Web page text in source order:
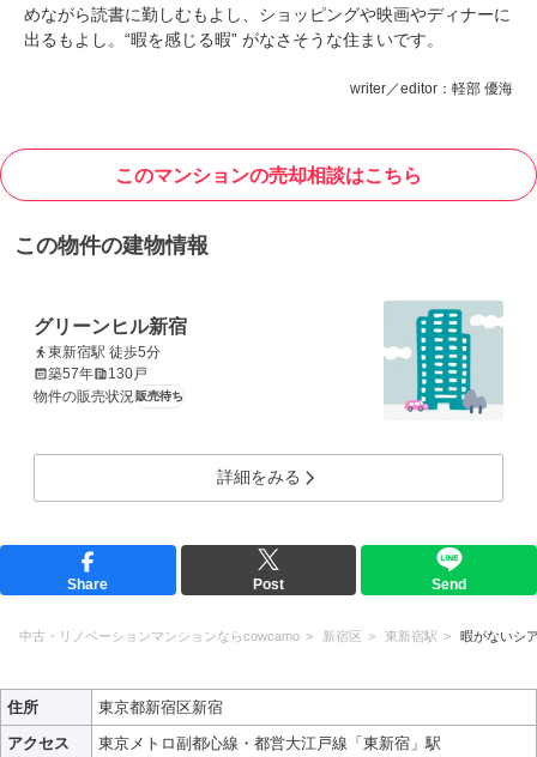
めながら読書に勤しむもよし、ショッピングや映画やディナーに
出るもよし。“暇を感じる暇” がなさそうな住まいです。
writer／editor：軽部 優海
このマンションの売却相談はこちら
この物件の建物情報
グリーンヒル新宿
東新宿駅 徒歩5分
築57年
130戸
物件の販売状況 販売待ち
詳細をみる
Share Post Send
中古・リノベーションマンションならcowcamo 新宿区 東新宿駅 暇がないシ
住所
東京都新宿区新宿
アクセス
東京メトロ副都心線・都営大江戸線「東新宿」駅